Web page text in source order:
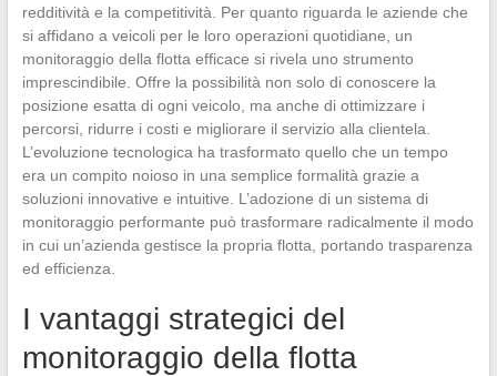
redditività e la competitività. Per quanto riguarda le aziende che
si affidano a veicoli per le loro operazioni quotidiane, un
monitoraggio della flotta efficace si rivela uno strumento
imprescindibile. Offre la possibilità non solo di conoscere la
posizione esatta di ogni veicolo, ma anche di ottimizzare i
percorsi, ridurre i costi e migliorare il servizio alla clientela.
L’evoluzione tecnologica ha trasformato quello che un tempo
era un compito noioso in una semplice formalità grazie a
soluzioni innovative e intuitive. L’adozione di un sistema di
monitoraggio performante può trasformare radicalmente il modo
in cui un’azienda gestisce la propria flotta, portando trasparenza
ed efficienza.
I vantaggi strategici del
monitoraggio della flotta